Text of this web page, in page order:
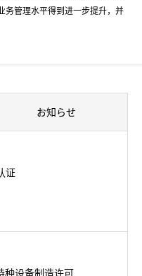
务管理水平得到进一步提升，并
お知らせ
证
种设备制造许可